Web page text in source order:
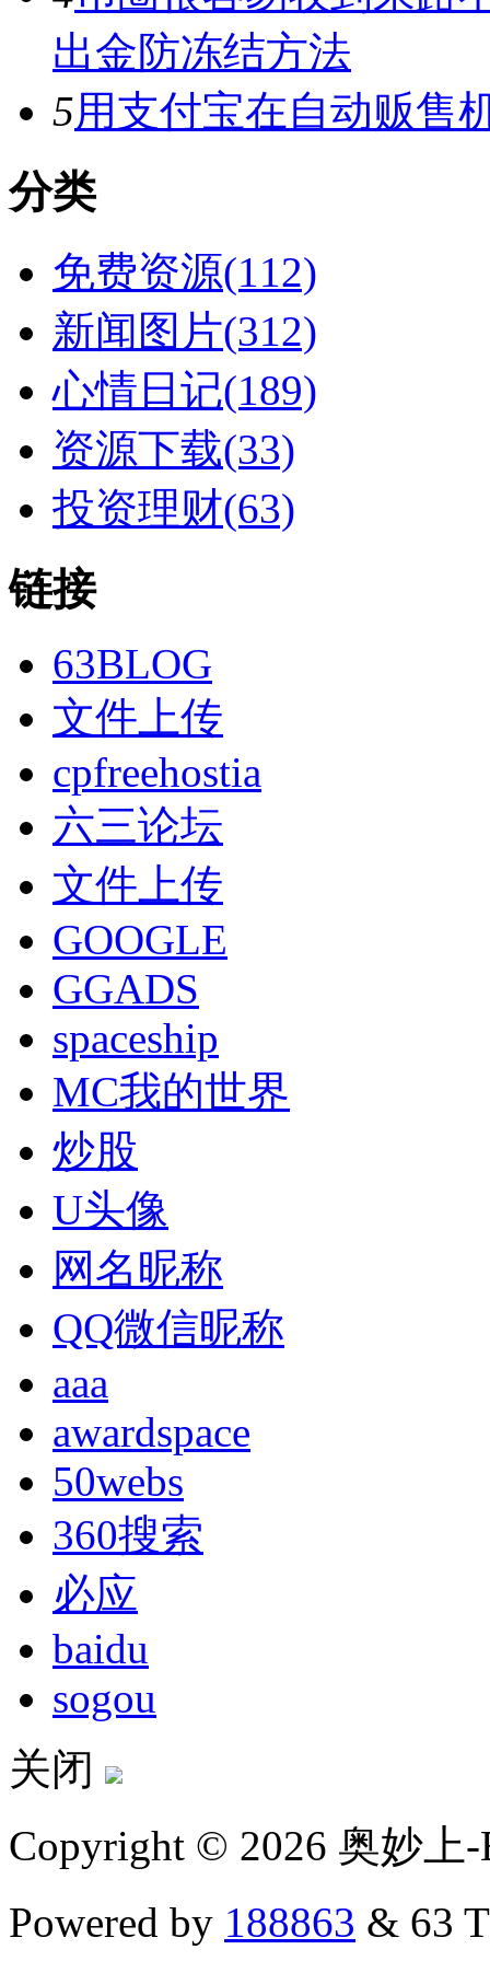
出金防冻结方法
5用支付宝在自动贩售
分类
免费资源(112)
新闻图片(312)
心情日记(189)
资源下载(33)
投资理财(63)
链接
63BLOG
文件上传
cpfreehostia
六三论坛
文件上传
GOOGLE
GGADS
spaceship
MC我的世界
炒股
U头像
网名昵称
QQ微信昵称
aaa
awardspace
50webs
360搜索
必应
baidu
sogou
关闭
Copyright © 2026 奥妙上
Powered by 188863 & 63